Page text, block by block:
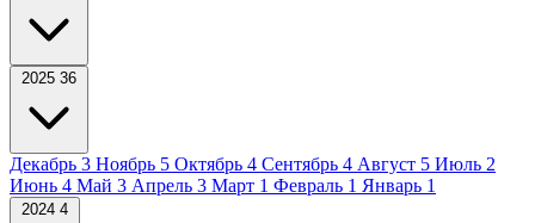
2025 36
Декабрь 3 Ноябрь 5 Октябрь 4 Сентябрь 4 Август 5 Июль 2
Июнь 4 Май 3 Апрель 3 Март 1 Февраль 1 Январь 1
2024 4